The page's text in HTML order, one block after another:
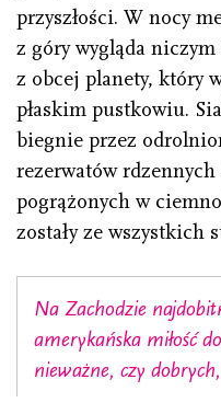
przyszłości. W nocy
z góry wygląda
z obcej planety, który
płaskim pustkowiu.
biegnie przez
rezerwatów
pogrążonych w
zostały ze wszystkich
Na Zachodzie
amerykańska miłość
nieważne, czy